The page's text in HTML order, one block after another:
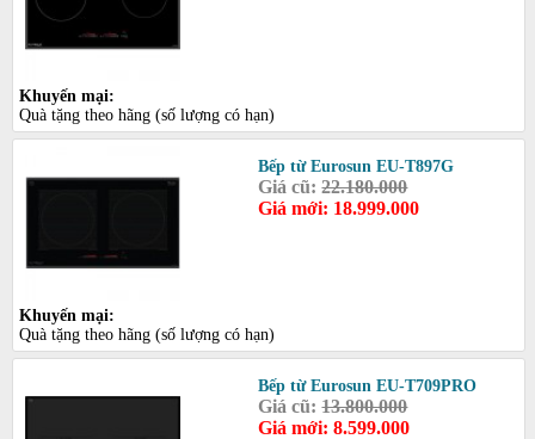
Khuyến mại:
Quà tặng theo hãng (số lượng có hạn)
Bếp từ Eurosun EU-T897G
Giá cũ:22.180.000
Giá mới: 18.999.000
Khuyến mại:
Quà tặng theo hãng (số lượng có hạn)
Bếp từ Eurosun EU-T709PRO
Giá cũ:13.800.000
Giá mới: 8.599.000